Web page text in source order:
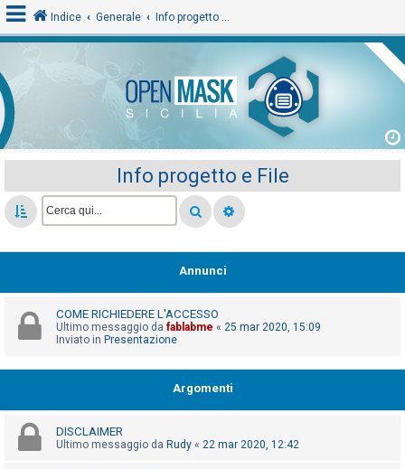
o
g
i
o
m
n
i
s
Indice Generale Info progetto e File
Info progetto e File
Annunci
COME RICHIEDERE L'ACCESSO
Ultimo messaggio da fablabme « 25 mar 2020, 15:09
Inviato in Presentazione
Argomenti
DISCLAIMER
Ultimo messaggio da Rudy « 22 mar 2020, 12:42